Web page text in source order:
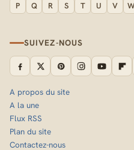
P
Q R S T U V
SUIVEZ-NOUS
A propos du site
A la une
Flux RSS
Plan du site
Contactez-nous